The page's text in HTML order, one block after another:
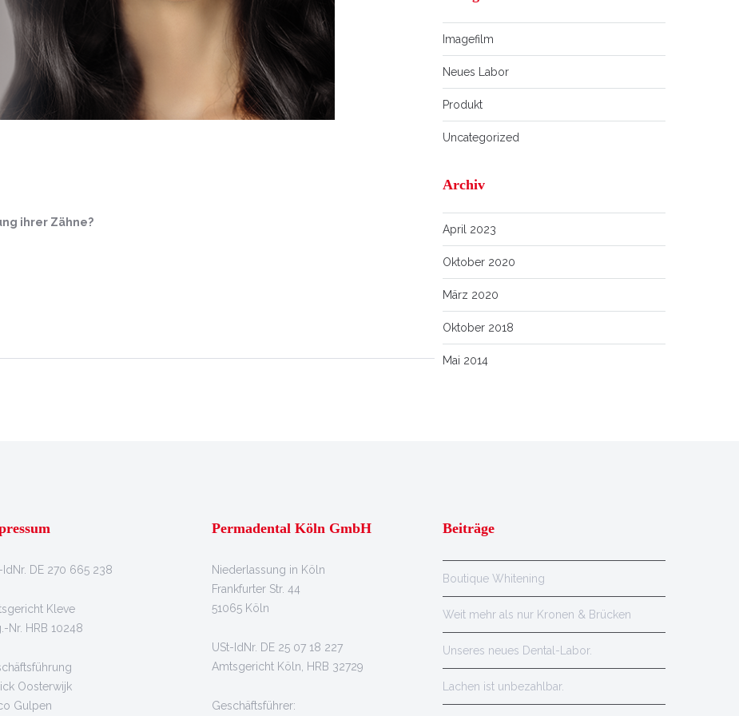
ihrer Zähne?
Imagefilm
Neues Labor
Produkt
Uncategorized
Archiv
April 2023
Oktober 2020
März 2020
Oktober 2018
Mai 2014
IdNr. DE 270 665 238
Kleve
Nr. HRB 10248
Oosterwijk
Gulpen
Permadental Köln GmbH
Niederlassung in Köln
Frankfurter Str. 44
51065 Köln
USt-IdNr. DE 25 07 18 227
Amtsgericht Köln, HRB 32729
Geschäftsführer:
Beiträge
Boutique Whitening
Weit mehr als nur Kronen & Brücken
Unseres neues Dental-Labor.
Lachen ist unbezahlbar.